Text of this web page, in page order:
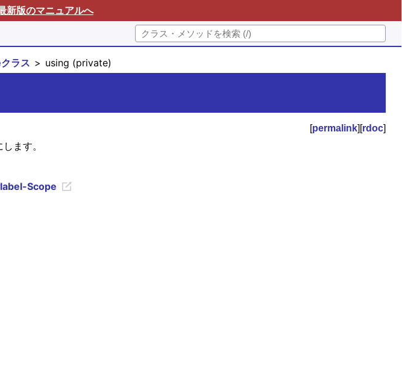
新版のマニュアルへ
ラス using (private)
[permalink][rdoc]
ます。
Scope